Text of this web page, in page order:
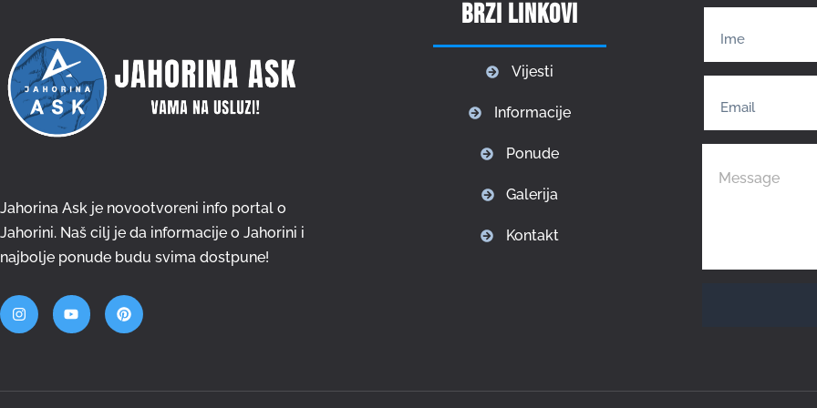
Jahorina Ask je novootvoreni info portal o
Jahorini. Naš cilj je da informacije o Jahorini i
najbolje ponude budu svima dostpune!
Brzi linkovi
Vijesti
Informacije
Ponude
Galerija
Kontakt